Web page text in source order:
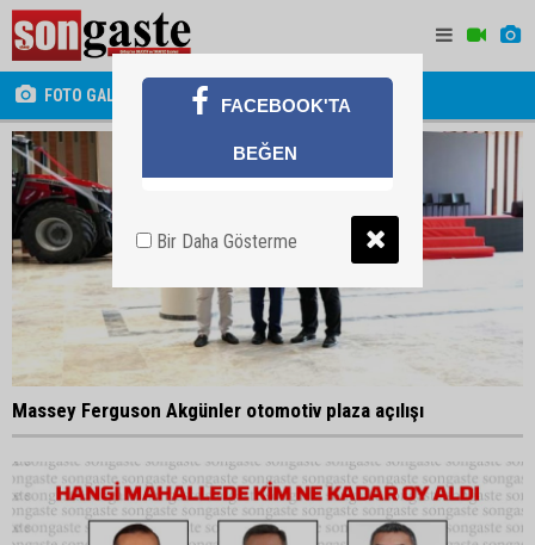
FOTO GALERİ
Massey Ferguson Akgünler otomotiv plaza açılışı
FACEBOOK'TA
BEĞEN
Bir Daha Gösterme